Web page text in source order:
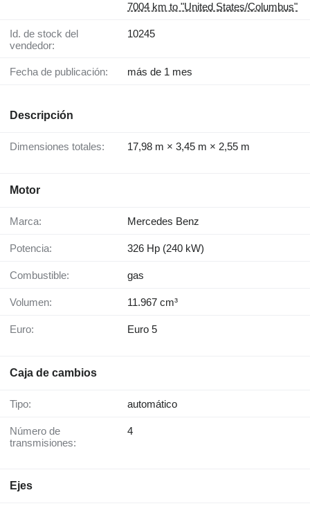
7004 km to "United States/Columbus"
Id. de stock del
vendedor:
10245
Fecha de publicación: más de 1 mes
Descripción
Dimensiones totales: 17,98 m × 3,45 m × 2,55 m
Motor
Marca: Mercedes Benz
Potencia: 326 Hp (240 kW)
Combustible: gas
Volumen: 11.967 cm³
Euro: Euro 5
Caja de cambios
Tipo: automático
Número de
transmisiones:
4
Ejes